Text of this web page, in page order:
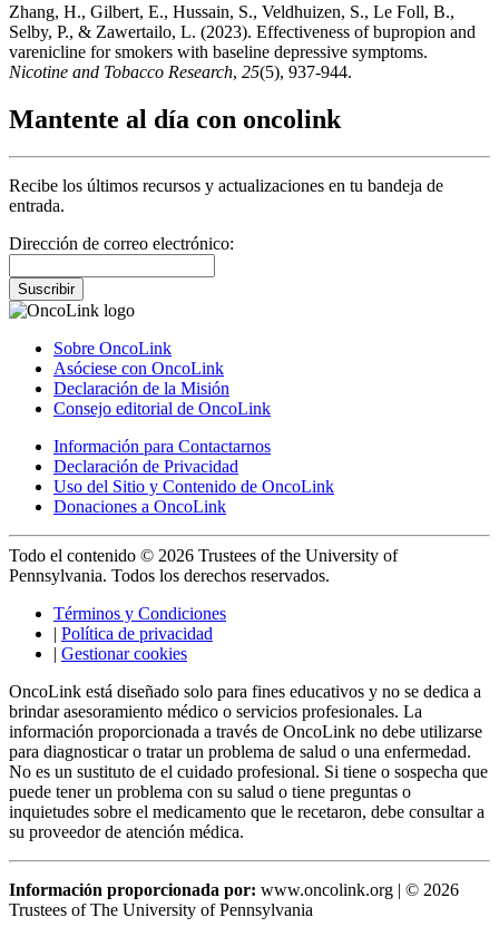
Zhang, H., Gilbert, E., Hussain, S., Veldhuizen, S., Le Foll, B.,
Selby, P., & Zawertailo, L. (2023). Effectiveness of bupropion and
varenicline for smokers with baseline depressive symptoms.
Nicotine and Tobacco Research, 25(5), 937-944.
Mantente al día con oncolink
Recibe los últimos recursos y actualizaciones en tu bandeja de
entrada.
Dirección de correo electrónico:
Suscribir
Sobre OncoLink
Asóciese con OncoLink
Declaración de la Misión
Consejo editorial de OncoLink
Información para Contactarnos
Declaración de Privacidad
Uso del Sitio y Contenido de OncoLink
Donaciones a OncoLink
Todo el contenido © 2026 Trustees of the University of
Pennsylvania. Todos los derechos reservados.
Términos y Condiciones
| Política de privacidad
| Gestionar cookies
OncoLink está diseñado solo para fines educativos y no se dedica a
brindar asesoramiento médico o servicios profesionales. La
información proporcionada a través de OncoLink no debe utilizarse
para diagnosticar o tratar un problema de salud o una enfermedad.
No es un sustituto de el cuidado profesional. Si tiene o sospecha que
puede tener un problema con su salud o tiene preguntas o
inquietudes sobre el medicamento que le recetaron, debe consultar a
su proveedor de atención médica.
Información proporcionada por: www.oncolink.org | © 2026
Trustees of The University of Pennsylvania